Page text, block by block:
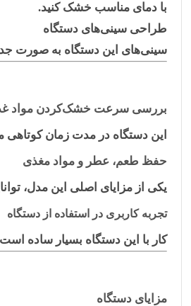
با دمای مناسب خشک کنید.
طراحی سینی‌های دستگاه
سینی‌های این دستگاه به صورت
بررسی سرعت خشک‌کردن مواد
این دستگاه در مدت زمان
حفظ طعم، عطر و مواد مغذی
یکی از مزایای اصلی این مدل،
تجربه کاربری در استفاده از دستگاه
کار با این دستگاه بسیار ساده
مزایای دستگاه